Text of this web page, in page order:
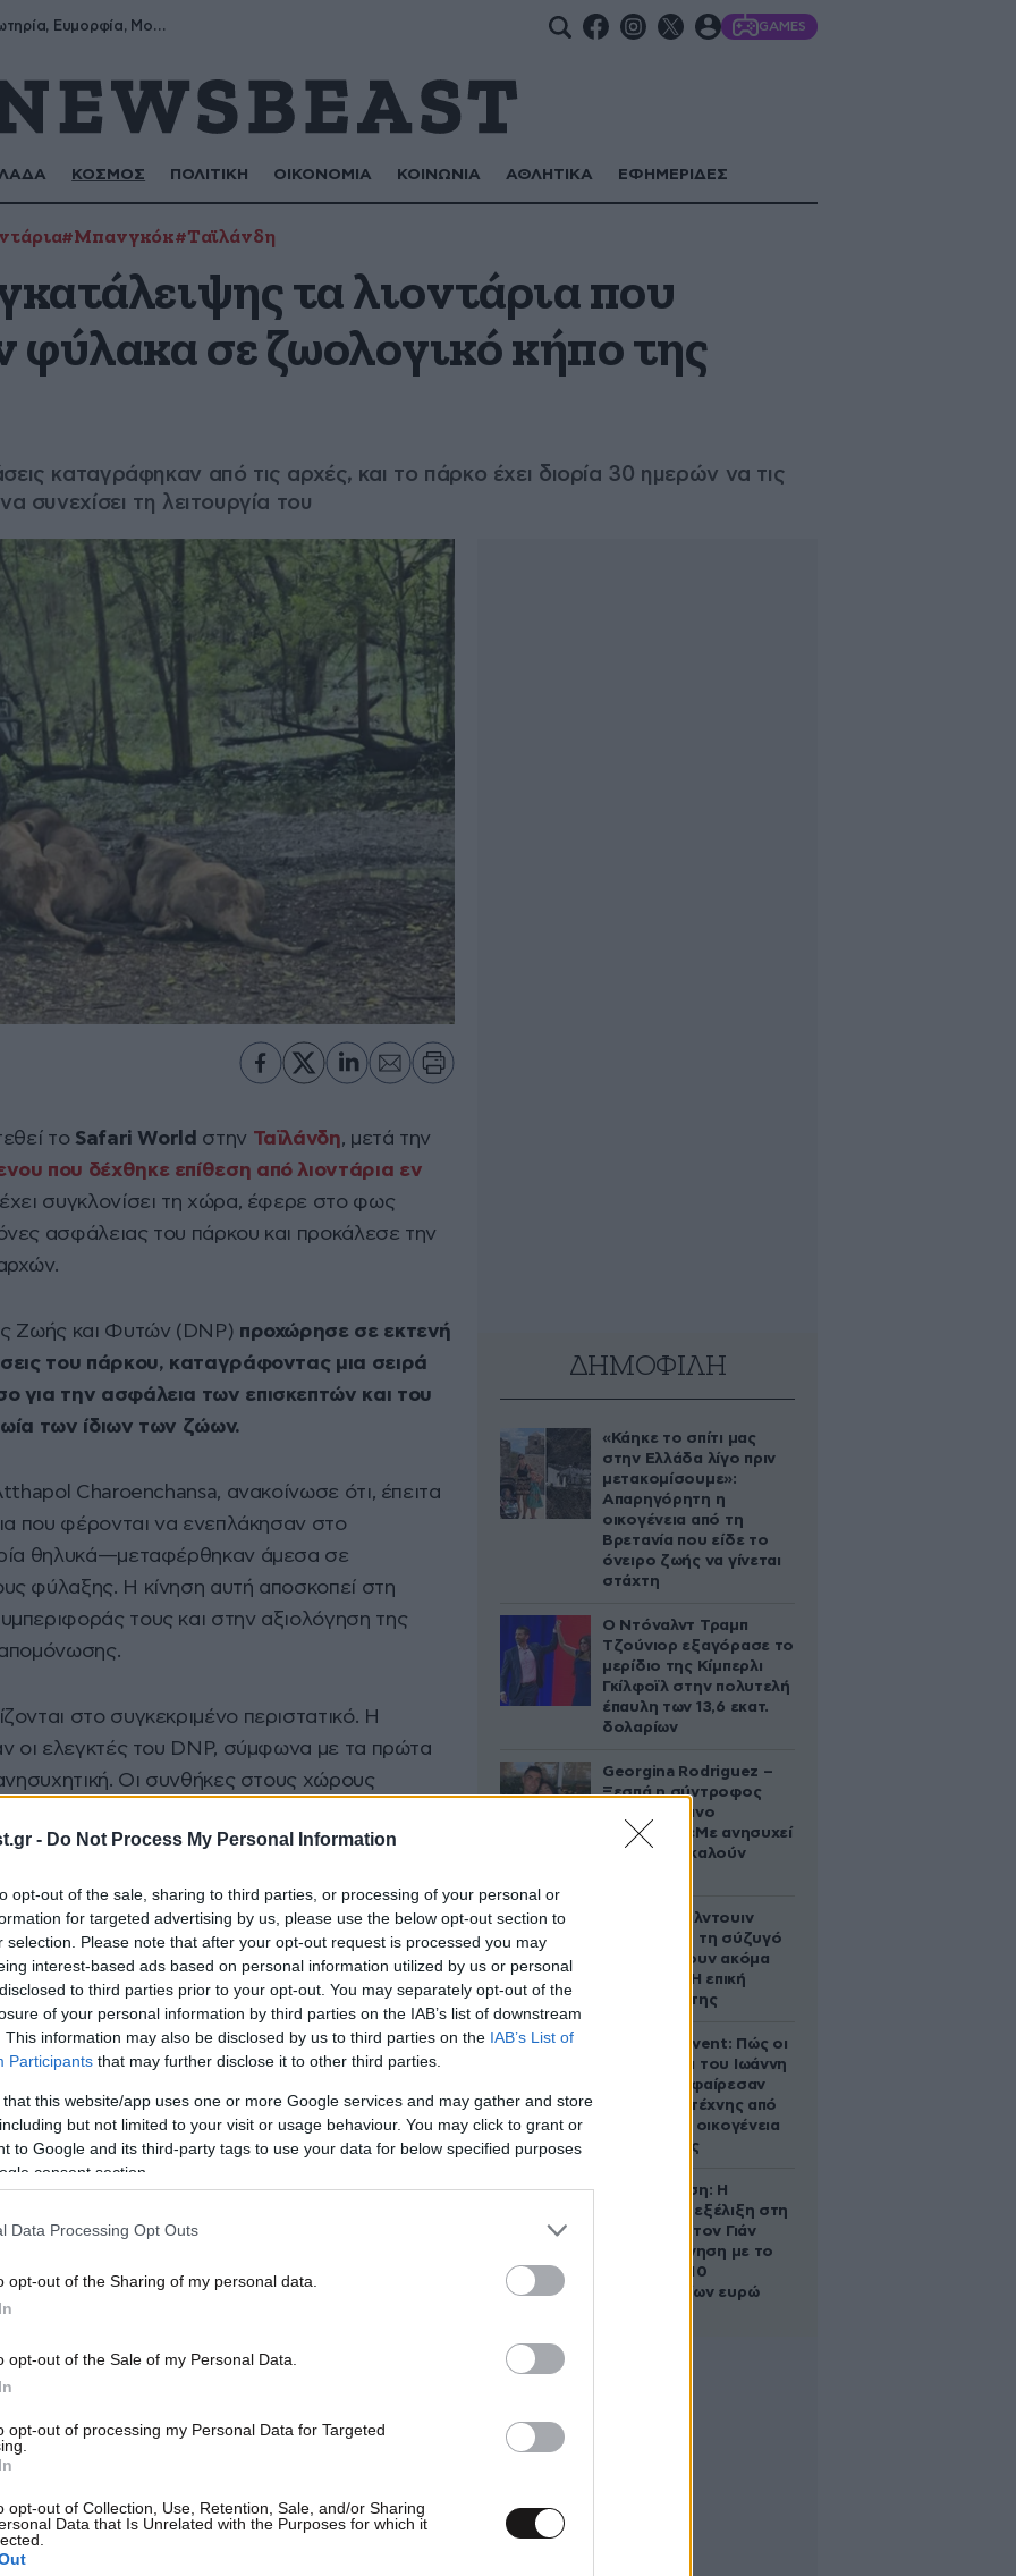
- Do Not Process My Personal Information
opt-out of the sale, sharing to third parties, or processing of your personal or
for targeted advertising by us, please use the below opt-out section to
selection. Please note that after your opt-out request is processed you may
interest-based ads based on personal information utilized by us or personal
to third parties prior to your opt-out. You may separately opt-out of the
of your personal information by third parties on the IAB’s list of downstream
This information may also be disclosed by us to third parties on the IAB’s List of
Participants that may further disclose it to other third parties.
that this website/app uses one or more Google services and may gather and store
but not limited to your visit or usage behaviour. You may click to grant or
to Google and its third-party tags to use your data for below specified purposes
consent section.
Data Processing Opt Outs
opt-out of the Sharing of my personal data.
opt-out of the Sale of my Personal Data.
opt-out of processing my Personal Data for Targeted
opt-out of Collection, Use, Retention, Sale, and/or Sharing
Data that Is Unrelated with the Purposes for which it
Σωτήρης, Σωτηρία, Ευμορφία, Μορφούλα GAMES
ΚΟΣΜΟΣ ΠΟΛΙΤΙΚΗ ΟΙΚΟΝΟΜΙΑ ΚΟΙΝΩΝΙΑ ΑΘΛΗΤΙΚΑ ΕΦΗΜΕΡΙΔΕΣ
#Μπανγκόκ#Ταϊλάνδη
τα λιοντάρια που
φύλακα σε ζωολογικό κήπο της
καταγράφηκαν από τις αρχές, και το πάρκο έχει διορία 30 ημερών να τις
συνεχίσει τη λειτουργία του
το Safari World στην Ταϊλάνδη, μετά την
που δέχθηκε επίθεση από λιοντάρια εν
συγκλονίσει τη χώρα, έφερε στο φως
ασφάλειας του πάρκου και προκάλεσε την
Ζωής και Φυτών (DNP) προχώρησε σε εκτενή
του πάρκου, καταγράφοντας μια σειρά
για την ασφάλεια των επισκεπτών και του
των ίδιων των ζώων.
Charoenchansa, ανακοίνωσε ότι, έπειτα
που φέρονται να ενεπλάκησαν στο
θηλυκά—μεταφέρθηκαν άμεσα σε
φύλαξης. Η κίνηση αυτή αποσκοπεί στη
τους και στην αξιολόγηση της
στο συγκεκριμένο περιστατικό. Η
οι ελεγκτές του DNP, σύμφωνα με τα πρώτα
Οι συνθήκες στους χώρους
των λιονταριών όσο και των τίγρεων,
προβλεπόμενων προδιαγραφών, με το
από το 80% των απαιτούμενων ορίων.
ελλείψεις
διοίκηση του Safari World έχει στη διάθεσή
ΔΗΜΟΦΙΛΗ
«Κάηκε το σπίτι μας
στην Ελλάδα λίγο πριν
μετακομίσουμε»:
Απαρηγόρητη η
οικογένεια από τη
Βρετανία που είδε το
όνειρο ζωής να γίνεται
στάχτη
Ο Ντόναλντ Τραμπ
Τζούνιορ εξαγόρασε το
μερίδιο της Κίμπερλι
Γκίλφοϊλ στην πολυτελή
έπαυλη των 13,6 εκατ.
δολαρίων
Georgina Rodriguez –
Ξεσπά η σύντροφος
του Κριστιάνο
Ρονάλντο: «Με ανησυχεί
που με αποκαλούν
Ο Άλεκ Μπάλντουιν
ζήτησε από τη σύζυγό
του να κάνουν ακόμα
ένα παιδί – Η επική
αντίδρασή της
Παλάτι Marivent: Πώς οι
κληρονόμοι του Ιωάννη
Σαριδάκη αφαίρεσαν
1.300 έργα τέχνης από
τη βασιλική οικογένεια
της Ισπανίας
Αθηνά Ωνάση: Η
απρόσμενη εξέλιξη στη
διαμάχη με τον Γιάν
Τοπς – Η κίνηση με το
άλογο των 10
εκατομμυρίων ευρώ